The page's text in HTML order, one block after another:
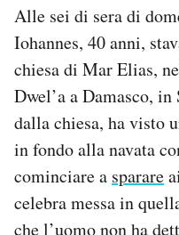
Notifiche mobile
Regala il Post
Hai bisogno di aiuto?
Alle sei di sera di
Iohannes, 40 anni,
chiesa di Mar Elias,
Dwel’a a Damasco,
dalla chiesa, ha visto
in fondo alla navata
cominciare a sparare
celebra messa in
che l’uomo non ha